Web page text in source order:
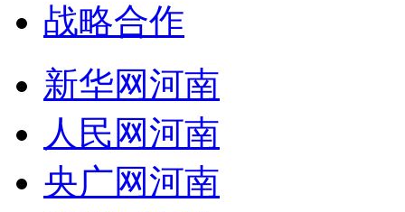
战略合作
新华网河南
人民网河南
央广网河南